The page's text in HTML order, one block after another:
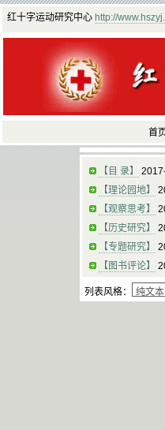
红十字运动研究中心 http://
首
【目 录】
【理论园地】
【观察思考】
【历史研究】
【专题研究】
【图书评论】
列表风格：